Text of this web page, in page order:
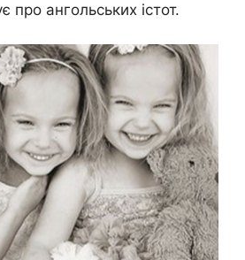
про ангольських істот.